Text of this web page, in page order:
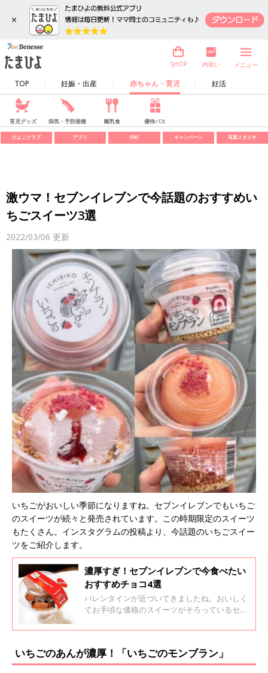
×
TOP 妊娠・出産 赤ちゃん・育児 妊活
SHOP 内祝い メニュー
育児グッズ 病気・予防接種 離乳食 優待パス
ひよこクラブ アプリ SNS キャンペーン 写真スタジオ
激ウマ！セブンイレブンで今話題のおすすめい
ちごスイーツ3選
2022/03/06 更新
いちごがおいしい季節になりますね。セブンイレブンでもいちご
のスイーツが続々と発売されています。この時期限定のスイーツ
もたくさん。インスタグラムの投稿より、今話題のいちごスイー
ツをご紹介します。
濃厚すぎ！セブンイレブンで今食べたい
おすすめチョコ4選
バレンタインが近づいてきましたね。おいしく
てお手頃な価格のスイーツがそろっているセブ
けるようになりました。今回はセブンイレブン
ご紹介します。
いちごのあんが濃厚！「いちごのモンブラン」